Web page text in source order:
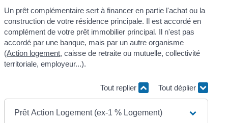
Un prêt complémentaire sert à financer en partie l'achat ou la
construction de votre résidence principale. Il est accordé en
complément de votre prêt immobilier principal. Il n'est pas
accordé par une banque, mais par un autre organisme
(Action logement, caisse de retraite ou mutuelle, collectivité
territoriale, employeur...).
Tout replier Tout déplier
Prêt Action Logement (ex-1 % Logement)